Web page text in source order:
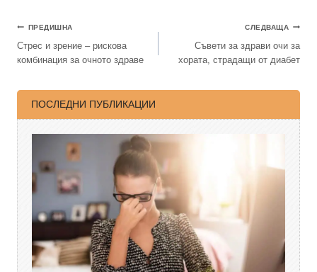
ПРЕДИШНА
Стрес и зрение – рискова
комбинация за очното здраве
СЛЕДВАЩА
Съвети за здрави очи за
хората, страдащи от диабет
ПОСЛЕДНИ ПУБЛИКАЦИИ